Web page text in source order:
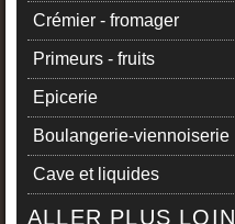
Crémier - fromager
Primeurs - fruits
Epicerie
Boulangerie-viennoiserie
Cave et liquides
ALLER PLUS LOIN